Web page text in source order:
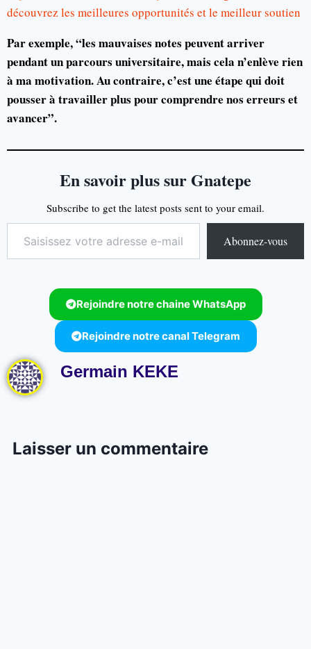
découvrez les meilleures opportunités et le meilleur soutien
Par exemple, “les mauvaises notes peuvent arriver
pendant un parcours universitaire, mais cela n’enlève rien
à ma motivation. Au contraire, c’est une étape qui doit
pousser à travailler plus pour comprendre nos erreurs et
avancer”.
En savoir plus sur Gnatepe
Subscribe to get the latest posts sent to your email.
Abonnez-vous
Rejoindre notre chaine WhatsApp
Rejoindre notre canal Telegram
Germain KEKE
Laisser un commentaire